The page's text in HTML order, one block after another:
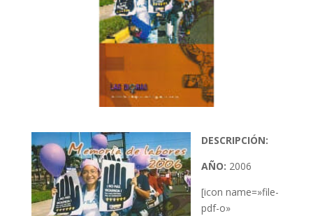
DESCRIPCIÓN:
AÑO: 2006
[icon name=»file-
pdf-o»